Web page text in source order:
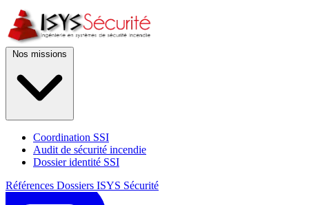
Coordination SSI
Audit de sécurité incendie
Dossier identité SSI
Références Dossiers ISYS Sécurité